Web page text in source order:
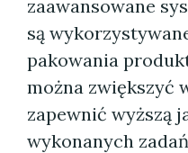
zaawansowane
są
pakowania
można zwiększyć
zapewnić wyższą
wykonanych